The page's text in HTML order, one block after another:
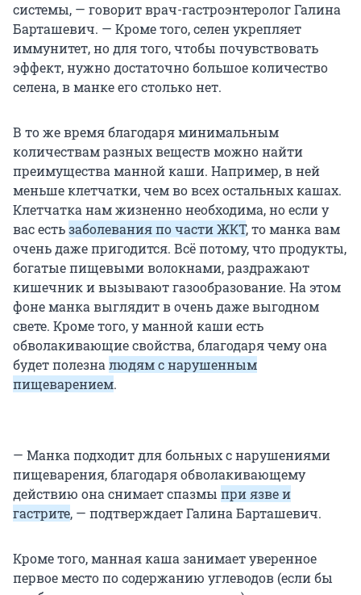
системы, — говорит врач-гастроэнтеролог Галина
Барташевич. — Кроме того, селен укрепляет
иммунитет, но для того, чтобы почувствовать
эффект, нужно достаточно большое количество
селена, в манке его столько нет.
В то же время благодаря минимальным
количествам разных веществ можно найти
преимущества манной каши. Например, в ней
меньше клетчатки, чем во всех остальных кашах.
Клетчатка нам жизненно необходима, но если у
вас естьзаболевания по части ЖКТ, то манка вам
очень даже пригодится. Всё потому, что продукты,
богатые пищевыми волокнами, раздражают
кишечник и вызывают газообразование. На этом
фоне манка выглядит в очень даже выгодном
свете. Кроме того, у манной каши есть
обволакивающие свойства, благодаря чему она
будет полезналюдям с нарушенным
пищеварением.
— Манка подходит для больных с нарушениями
пищеварения, благодаря обволакивающему
действию она снимает спазмы при язве и
гастрите, — подтверждает Галина Барташевич.
Кроме того, манная каша занимает уверенное
первое место по содержанию углеводов (если бы